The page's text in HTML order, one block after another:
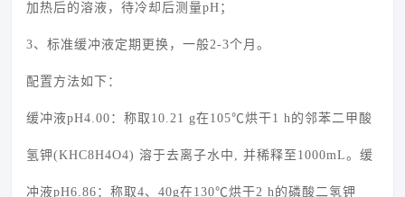
加热后的溶液，待冷却后测量pH；
3、标准缓冲液定期更换，一般2-3个月。
配置方法如下：
缓冲液pH4.00：称取10.21 g在105℃烘干1 h的邻苯二甲酸
氢钾(KHC8H4O4) 溶于去离子水中, 并稀释至1000mL。缓
冲液pH6.86：称取4、40g在130℃烘干2 h的磷酸二氢钾